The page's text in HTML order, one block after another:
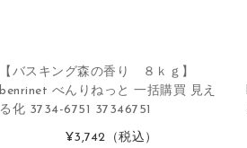
【バスキング森の香り ８ｋｇ】
benrinet べんりねっと 一括購買 見え
る化 3734-6751 37346751
¥3,742 （税込）